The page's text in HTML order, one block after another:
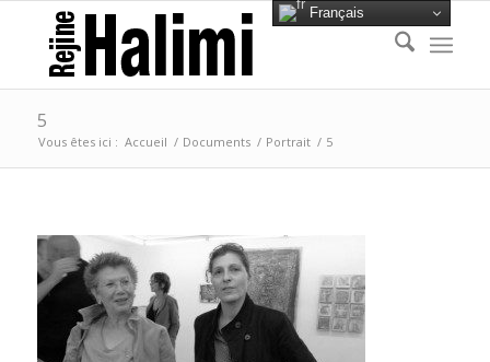
5
Vous êtes ici : Accueil / Documents / Portrait / 5
Français